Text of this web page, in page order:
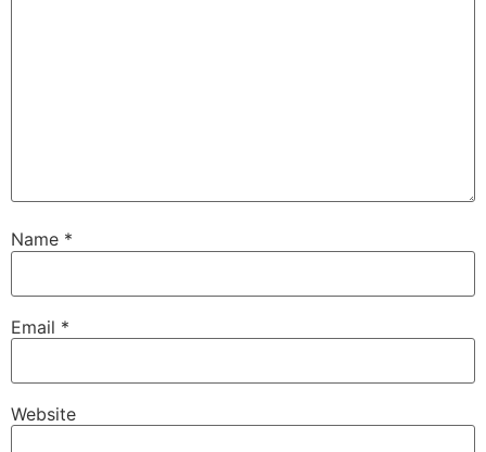
Name *
Email *
Website